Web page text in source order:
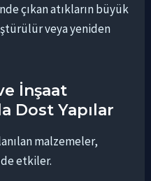
çıkan atıkların büyük
veya yeniden
İnşaat
Dost Yapılar
malzemeler,
etkiler.